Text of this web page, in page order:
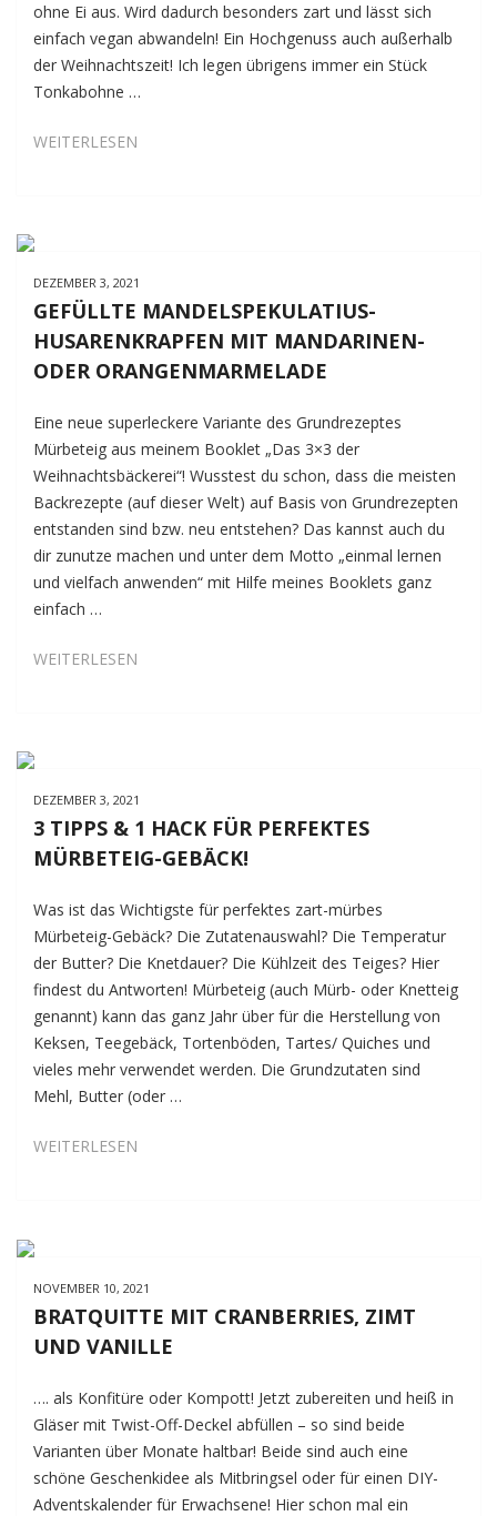
ohne Ei aus. Wird dadurch besonders zart und lässt sich
einfach vegan abwandeln! Ein Hochgenuss auch außerhalb
der Weihnachtszeit! Ich legen übrigens immer ein Stück
Tonkabohne …
WEITERLESEN
DEZEMBER 3, 2021
GEFÜLLTE MANDELSPEKULATIUS-
HUSARENKRAPFEN MIT MANDARINEN-
ODER ORANGENMARMELADE
Eine neue superleckere Variante des Grundrezeptes
Mürbeteig aus meinem Booklet „Das 3×3 der
Weihnachtsbäckerei“! Wusstest du schon, dass die meisten
Backrezepte (auf dieser Welt) auf Basis von Grundrezepten
entstanden sind bzw. neu entstehen? Das kannst auch du
dir zunutze machen und unter dem Motto „einmal lernen
und vielfach anwenden“ mit Hilfe meines Booklets ganz
einfach …
WEITERLESEN
ODER
ORANGENMARMELADE
DEZEMBER 3, 2021
3 TIPPS & 1 HACK FÜR PERFEKTES
MÜRBETEIG-GEBÄCK!
Was ist das Wichtigste für perfektes zart-mürbes
Mürbeteig-Gebäck? Die Zutatenauswahl? Die Temperatur
der Butter? Die Knetdauer? Die Kühlzeit des Teiges? Hier
findest du Antworten! Mürbeteig (auch Mürb- oder Knetteig
genannt) kann das ganz Jahr über für die Herstellung von
Keksen, Teegebäck, Tortenböden, Tartes/ Quiches und
vieles mehr verwendet werden. Die Grundzutaten sind
Mehl, Butter (oder …
WEITERLESEN
PERFEKTES
MÜRBETEIG-
GEBÄCK!
NOVEMBER 10, 2021
BRATQUITTE MIT CRANBERRIES, ZIMT
UND VANILLE
…. als Konfitüre oder Kompott! Jetzt zubereiten und heiß in
Gläser mit Twist-Off-Deckel abfüllen – so sind beide
Varianten über Monate haltbar! Beide sind auch eine
schöne Geschenkidee als Mitbringsel oder für einen DIY-
Adventskalender für Erwachsene! Hier schon mal ein